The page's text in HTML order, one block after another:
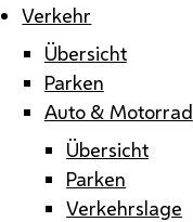
Verkehr
Übersicht
Parken
Auto & Motorrad
Übersicht
Parken
Verkehrslage